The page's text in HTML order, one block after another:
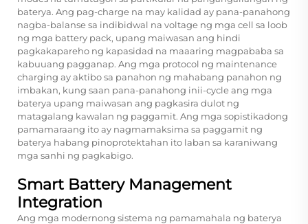
baterya. Ang pag-charge na may kalidad ay pana-panahong
nagba-balanse sa indibidwal na voltage ng mga cell sa loob
ng mga battery pack, upang maiwasan ang hindi
pagkakapareho ng kapasidad na maaaring magpababa sa
kabuuang pagganap. Ang mga protocol ng maintenance
charging ay aktibo sa panahon ng mahabang panahon ng
imbakan, kung saan pana-panahong inii-cycle ang mga
baterya upang maiwasan ang pagkasira dulot ng
matagalang kawalan ng paggamit. Ang mga sopistikadong
pamamaraang ito ay nagmamaksima sa paggamit ng
baterya habang pinoprotektahan ito laban sa karaniwang
mga sanhi ng pagkabigo.
Smart Battery Management
Integration
Ang mga modernong sistema ng pamamahala ng baterya